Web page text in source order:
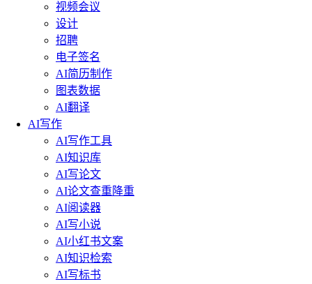
视频会议
设计
招聘
电子签名
AI简历制作
图表数据
AI翻译
AI写作
AI写作工具
AI知识库
AI写论文
AI论文查重降重
AI阅读器
AI写小说
AI小红书文案
AI知识检索
AI写标书